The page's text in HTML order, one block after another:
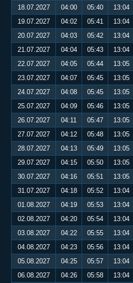
18.07.2027
04:00 05:40 13:04
19.07.2027
04:02 05:41 13:04
20.07.2027
04:03 05:42 13:04
21.07.2027
04:04 05:43 13:04
22.07.2027
04:05 05:44 13:05
23.07.2027
04:07 05:45 13:05
24.07.2027
04:08 05:45 13:05
25.07.2027
04:09 05:46 13:05
26.07.2027
04:11 05:47 13:05
27.07.2027
04:12 05:48 13:05
28.07.2027
04:13 05:49 13:05
29.07.2027
04:15 05:50 13:05
30.07.2027
04:16 05:51 13:05
31.07.2027
04:18 05:52 13:04
01.08.2027
04:19 05:53 13:04
02.08.2027
04:20 05:54 13:04
03.08.2027
04:22 05:55 13:04
04.08.2027
04:23 05:56 13:04
05.08.2027
04:25 05:57 13:04
06.08.2027
04:26 05:58 13:04